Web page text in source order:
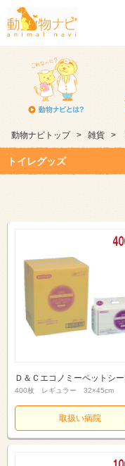
動物ナビトップ > 雑貨 >
トイレグッズ
Ｄ＆Ｃエコノミーペットシ
400枚 レギュラー 32×45cm
取扱い病院